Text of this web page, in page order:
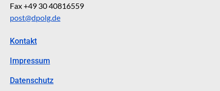
Fax +49 30 40816559
post@dpolg.de
Kontakt
Impressum
Datenschutz